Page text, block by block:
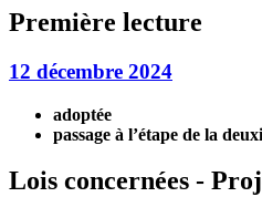
Première lecture
12 décembre 2024
adoptée
passage à l’étape de la
Lois concernées -